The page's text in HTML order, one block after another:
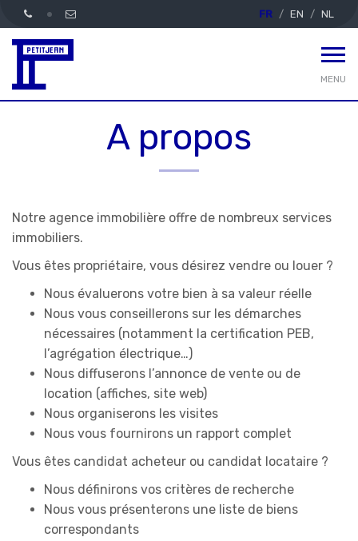
FR EN NL
MENU
A propos
Notre agence immobilière offre de nombreux services
immobiliers.
Vous êtes propriétaire, vous désirez vendre ou louer ?
Nous évaluerons votre bien à sa valeur réelle
Nous vous conseillerons sur les démarches
nécessaires (notamment la certification PEB,
l’agrégation électrique…)
Nous diffuserons l’annonce de vente ou de
location (affiches, site web)
Nous organiserons les visites
Nous vous fournirons un rapport complet
Vous êtes candidat acheteur ou candidat locataire ?
Nous définirons vos critères de recherche
Nous vous présenterons une liste de biens
correspondants